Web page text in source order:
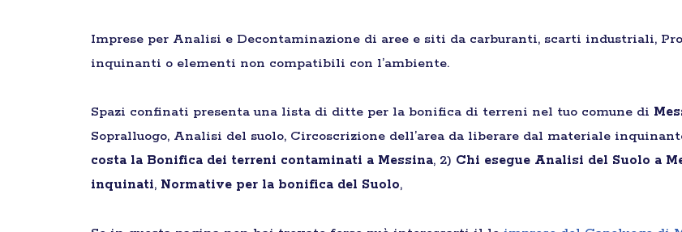
Imprese per Analisi e Decontaminazione di aree e siti da carburanti, scarti industriali,
inquinanti o elementi non compatibili con l’ambiente.
Spazi confinati presenta una lista di ditte per la bonifica di terreni nel tuo comune di
Sopralluogo, Analisi del suolo, Circoscrizione dell’area da liberare dal materiale
costa la Bonifica dei terreni contaminati a Messina, 2) Chi esegue Analisi del Suolo a
inquinati, Normative per la bonifica del Suolo,